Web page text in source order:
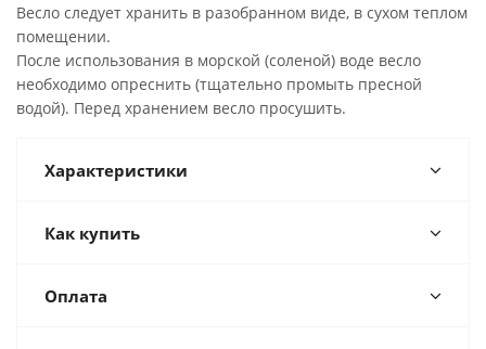
Весло следует хранить в разобранном виде, в сухом теплом
помещении.
После использования в морской (соленой) воде весло
необходимо опреснить (тщательно промыть пресной
водой). Перед хранением весло просушить.
Характеристики
Как купить
Оплата